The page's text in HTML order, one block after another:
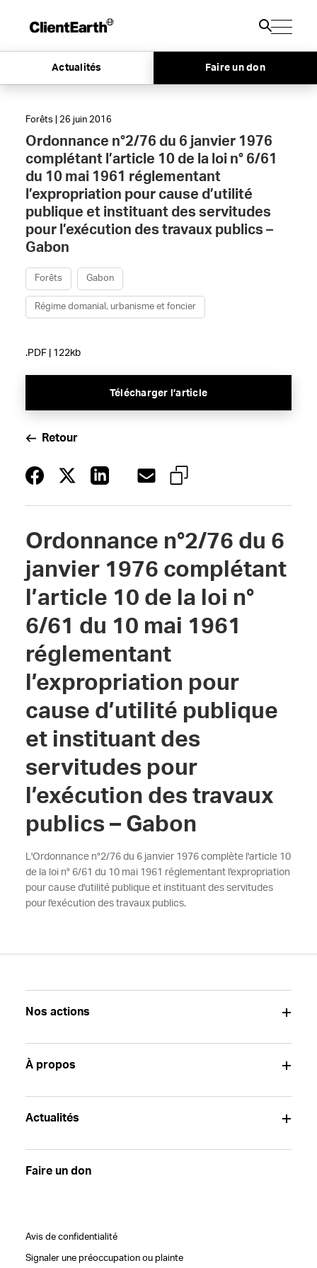
Actualités Faire un don
Forêts | 26 juin 2016
Ordonnance n°2/76 du 6 janvier 1976
complétant l’article 10 de la loi n° 6/61
du 10 mai 1961 réglementant
l’expropriation pour cause d’utilité
publique et instituant des servitudes
pour l’exécution des travaux publics –
Gabon
Forêts Gabon
Régime domanial, urbanisme et foncier
.PDF | 122kb
Télécharger l’article
Retour
Ordonnance n°2/76 du 6
janvier 1976 complétant
l’article 10 de la loi n°
6/61 du 10 mai 1961
réglementant
l’expropriation pour
cause d’utilité publique
et instituant des
servitudes pour
l’exécution des travaux
publics – Gabon
L'Ordonnance n°2/76 du 6 janvier 1976 complète l'article 10
de la loi n° 6/61 du 10 mai 1961 réglementant l'expropriation
pour cause d'utilité publique et instituant des servitudes
pour l'exécution des travaux publics.
Nos actions
À propos
Actualités
Faire un don
Avis de confidentialité
Signaler une préoccupation ou plainte